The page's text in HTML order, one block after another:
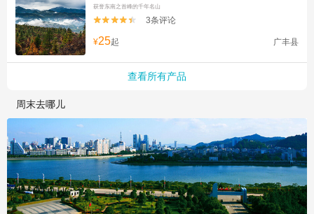
获誉东南之首峰的千年名山

 3条评论
¥25起 广丰县
查看所有产品
周末去哪儿